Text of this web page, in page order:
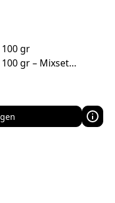
gr
gr – Mixset…